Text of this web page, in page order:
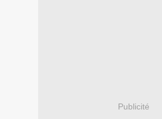
Publicité